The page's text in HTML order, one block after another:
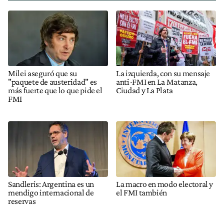
Milei aseguró que su
"paquete de austeridad" es
más fuerte que lo que pide el
FMI
La izquierda, con su mensaje
anti-FMI en La Matanza,
Ciudad y La Plata
Sandleris: Argentina es un
mendigo internacional de
reservas
La macro en modo electoral y
el FMI también